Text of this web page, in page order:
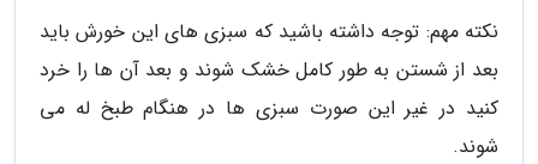
نکته مهم: توجه داشته باشید که سبزی های این خورش باید
بعد از شستن به طور کامل خشک شوند و بعد آن ها را خرد
کنید در غیر این صورت سبزی ها در هنگام طبخ له می
شوند.